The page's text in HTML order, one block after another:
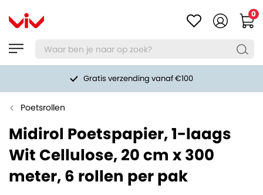
0
Gratis verzending vanaf €100
Poetsrollen
Midirol Poetspapier, 1-laags
Wit Cellulose, 20 cm x 300
meter, 6 rollen per pak